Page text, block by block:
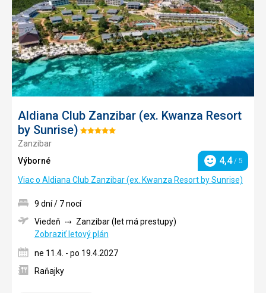
Aldiana Club Zanzibar (ex. Kwanza Resort
by Sunrise) Hodnotenie:
Zanzibar
Výborné
Hodnotenie
4,4/ 5
Viac o Aldiana Club Zanzibar (ex. Kwanza Resort by Sunrise)
9 dní / 7 nocí
Viedeň
Zanzibar (let má prestupy)
Zobraziť letový plán
ne 11.4. - po 19.4.2027
Raňajky